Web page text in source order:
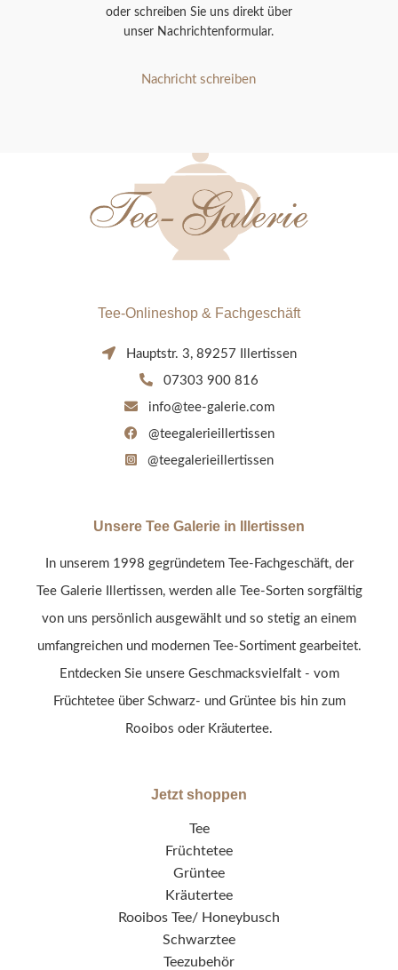
oder schreiben Sie uns direkt über
unser Nachrichtenformular.
Nachricht schreiben
Tee-Onlineshop & Fachgeschäft
Hauptstr. 3, 89257 Illertissen
07303 900 816
info@tee-galerie.com
@teegalerieillertissen
@teegalerieillertissen
Unsere Tee Galerie in Illertissen
In unserem 1998 gegründetem Tee-Fachgeschäft, der
Tee Galerie Illertissen, werden alle Tee-Sorten sorgfältig
von uns persönlich ausgewählt und so stetig an einem
umfangreichen und modernen Tee-Sortiment gearbeitet.
Entdecken Sie unsere Geschmacksvielfalt - vom
Früchtetee über Schwarz- und Grüntee bis hin zum
Rooibos oder Kräutertee.
Jetzt shoppen
Tee
Früchtetee
Grüntee
Kräutertee
Rooibos Tee/ Honeybusch
Schwarztee
Teezubehör